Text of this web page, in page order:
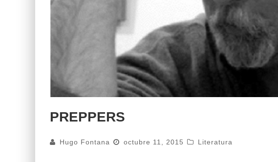
PREPPERS
Hugo Fontana octubre 11, 2015 Literatura